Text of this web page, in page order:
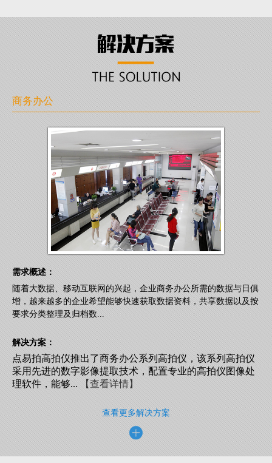
商务办公
需求概述：
随着大数据、移动互联网的兴起，企业商务办公所需的数据与日俱
增，越来越多的企业希望能够快速获取数据资料，共享数据以及按
要求分类整理及归档数...
解决方案：
点易拍高拍仪推出了商务办公系列高拍仪，该系列高拍仪
采用先进的数字影像提取技术，配置专业的高拍仪图像处
理软件，能够...【查看详情】
查看更多解决方案